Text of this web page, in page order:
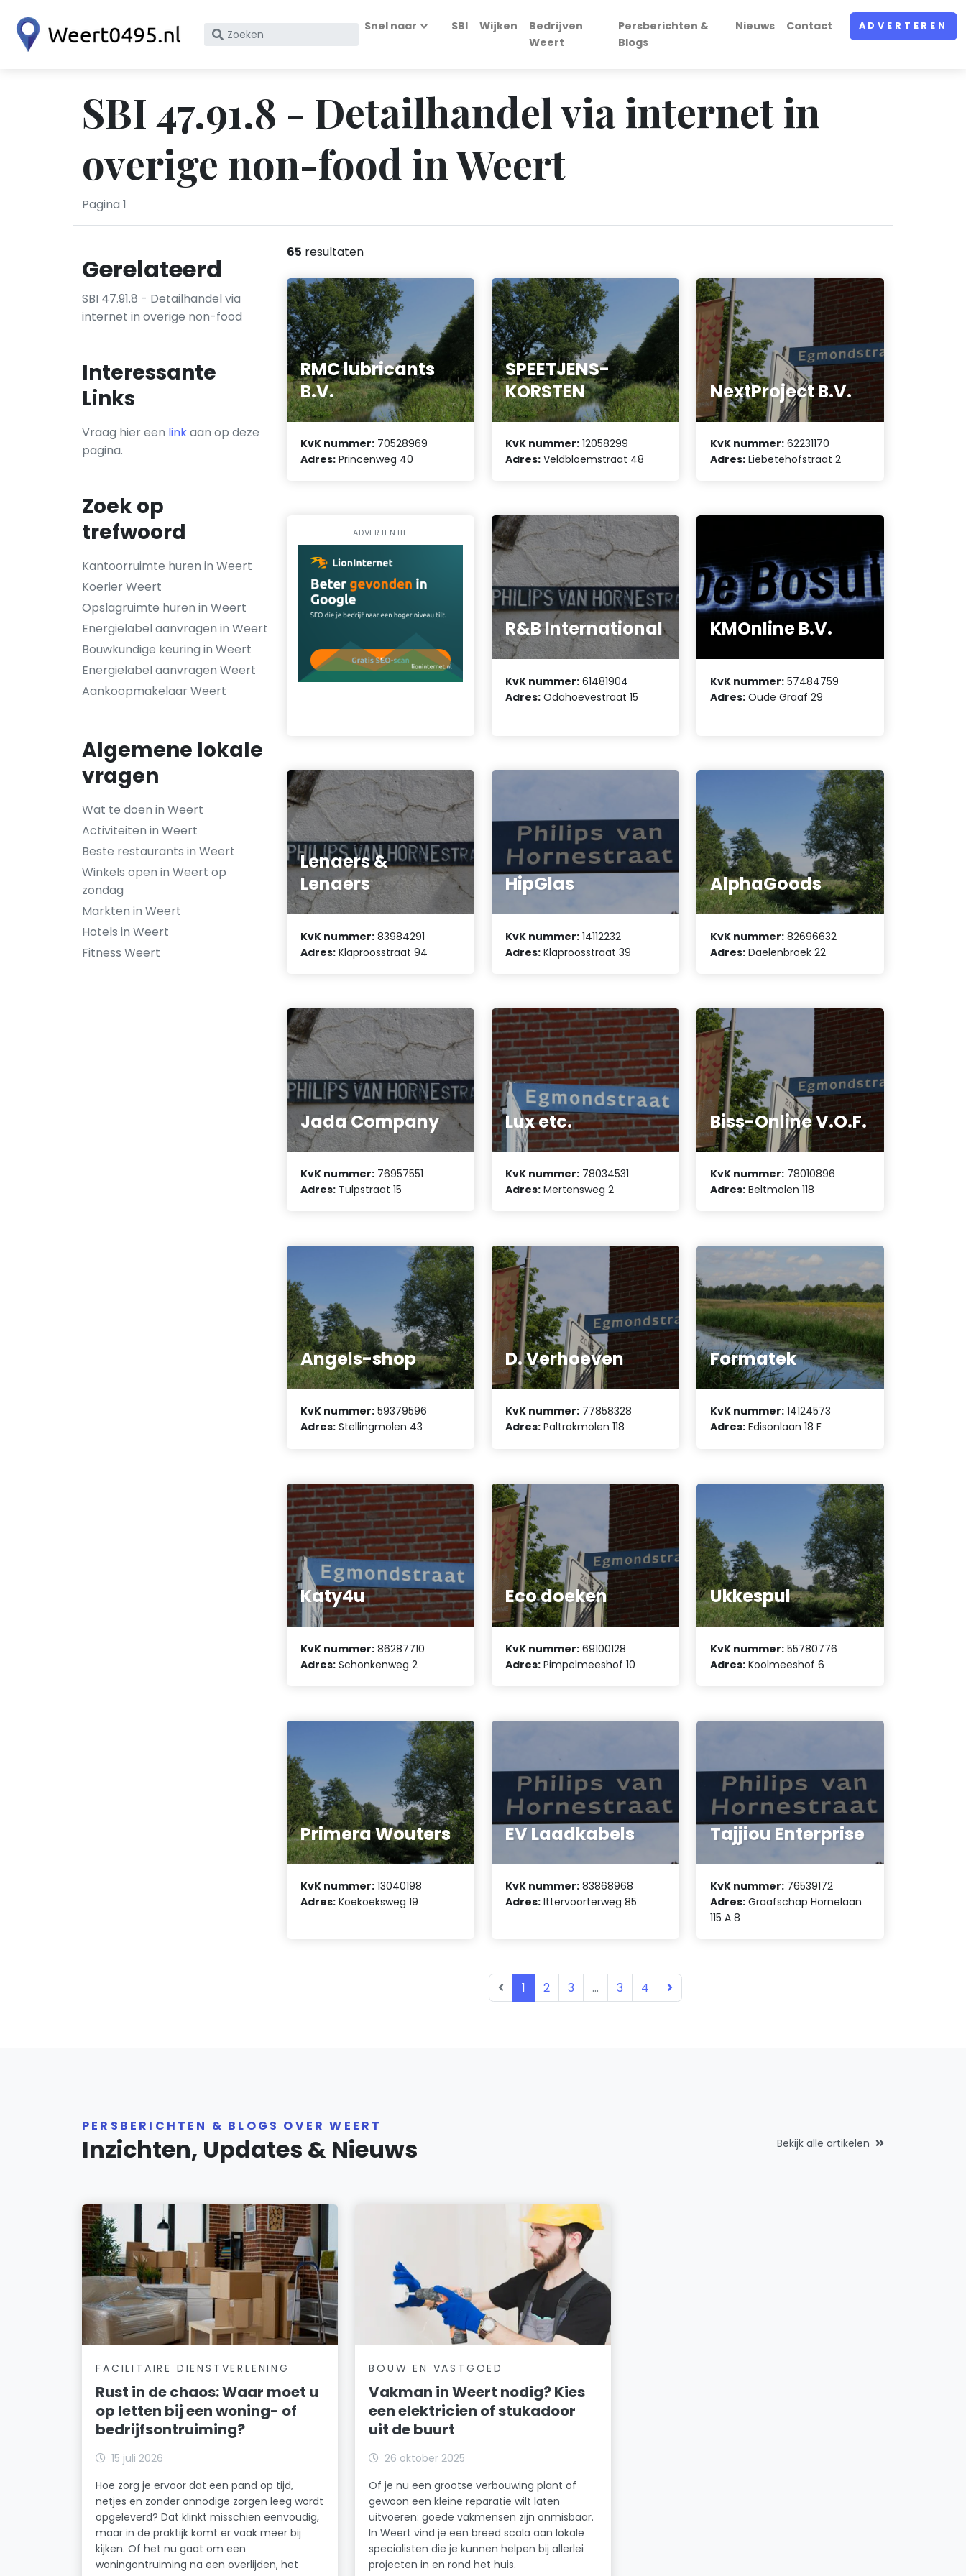
Zoek
KvK
nummer
Snel naar SBI Wijken
Bedrijven
Weert
Persberichten &
Blogs
Nieuws Contact ADVERTEREN
SBI 47.91.8 - Detailhandel via internet in
overige non-food in Weert
Pagina 1
Gerelateerd
SBI 47.91.8 - Detailhandel via
internet in overige non-food
Interessante
Links
Vraag hier een linkaan op deze
pagina.
Zoek op
trefwoord
Kantoorruimte huren in Weert
Koerier Weert
Opslagruimte huren in Weert
Energielabel aanvragen in Weert
Bouwkundige keuring in Weert
Energielabel aanvragen Weert
Aankoopmakelaar Weert
Algemene lokale
vragen
Wat te doen in Weert
Activiteiten in Weert
Beste restaurants in Weert
Winkels open in Weert op
zondag
Markten in Weert
Hotels in Weert
Fitness Weert
65 resultaten
RMC lubricants
B.V.
KvK nummer: 70528969
Adres: Princenweg 40
SPEETJENS-
KORSTEN
KvK nummer: 12058299
Adres: Veldbloemstraat 48
NextProject B.V.
KvK nummer: 62231170
Adres: Liebetehofstraat 2
ADVERTENTIE
R&B International
KvK nummer: 61481904
Adres: Odahoevestraat 15
KMOnline B.V.
KvK nummer: 57484759
Adres: Oude Graaf 29
Lenaers &
Lenaers
KvK nummer: 83984291
Adres: Klaproosstraat 94
HipGlas
KvK nummer: 14112232
Adres: Klaproosstraat 39
AlphaGoods
KvK nummer: 82696632
Adres: Daelenbroek 22
Jada Company
KvK nummer: 76957551
Adres: Tulpstraat 15
Lux etc.
KvK nummer: 78034531
Adres: Mertensweg 2
Biss-Online V.O.F.
KvK nummer: 78010896
Adres: Beltmolen 118
Angels-shop
KvK nummer: 59379596
Adres: Stellingmolen 43
D. Verhoeven
KvK nummer: 77858328
Adres: Paltrokmolen 118
Formatek
KvK nummer: 14124573
Adres: Edisonlaan 18 F
Katy4u
KvK nummer: 86287710
Adres: Schonkenweg 2
Eco doeken
KvK nummer: 69100128
Adres: Pimpelmeeshof 10
Ukkespul
KvK nummer: 55780776
Adres: Koolmeeshof 6
Primera Wouters
KvK nummer: 13040198
Adres: Koekoeksweg 19
EV Laadkabels
KvK nummer: 83868968
Adres: Ittervoorterweg 85
Tajjiou Enterprise
KvK nummer: 76539172
Adres: Graafschap Hornelaan
115 A 8
1 2 3 ... 3 4
PERSBERICHTEN & BLOGS OVER WEERT
Inzichten, Updates & Nieuws Bekijk alle artikelen
FACILITAIRE DIENSTVERLENING
Rust in de chaos: Waar moet u
op letten bij een woning- of
bedrijfsontruiming?
15 juli 2026
Hoe zorg je ervoor dat een pand op tijd,
netjes en zonder onnodige zorgen leeg wordt
opgeleverd? Dat klinkt misschien eenvoudig,
maar in de praktijk komt er vaak meer bij
kijken. Of het nu gaat om een
woningontruiming na een overlijden, het
BOUW EN VASTGOED
Vakman in Weert nodig? Kies
een elektricien of stukadoor
uit de buurt
26 oktober 2025
Of je nu een grootse verbouwing plant of
gewoon een kleine reparatie wilt laten
uitvoeren: goede vakmensen zijn onmisbaar.
In Weert vind je een breed scala aan lokale
specialisten die je kunnen helpen bij allerlei
projecten in en rond het huis.